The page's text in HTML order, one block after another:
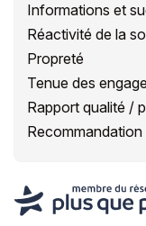
Informations et
Réactivité de la
Propreté
Tenue des
Rapport qualité /
Recommandation